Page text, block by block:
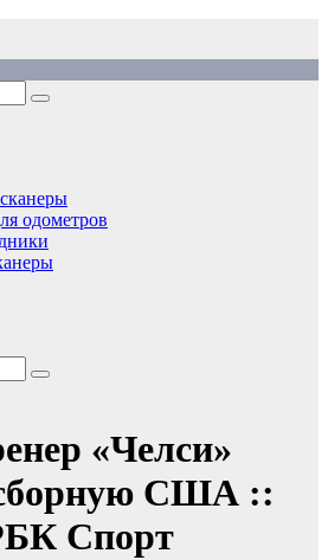
одометров
«Челси»
США ::
Спорт